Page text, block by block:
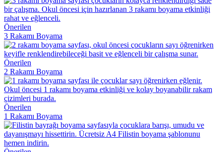
Önerilen
3 Rakamı Boyama
Önerilen
2 Rakamı Boyama
Önerilen
1 Rakamı Boyama